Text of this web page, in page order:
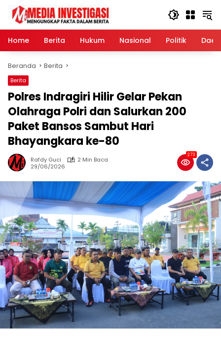
Langsung
konten
Home
Berita Hukum Nasional Politik
Beranda Berita
Berita
Polres Indragiri Hilir Gelar Pekan
Olahraga Polri dan Salurkan 200
Paket Bansos Sambut Hari
Bhayangkara ke-80
Rafdy Guci
2 Min Baca
29/06/2026
273